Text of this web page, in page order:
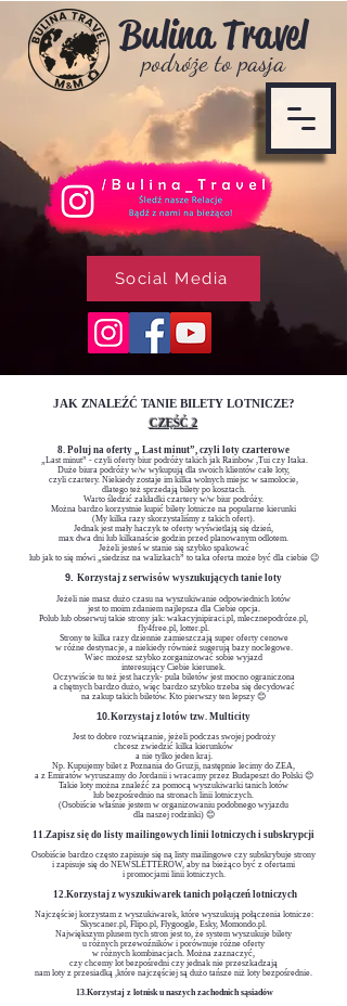
Bulina Travel
podróże to pasja
Social Media
JAK ZNALEŹĆ TANIE BILETY LOTNICZE?
CZĘŚĆ 2
8. Poluj na oferty „ Last minut”, czyli loty czarterowe
„Last minut” - czyli oferty biur podróży takich jak Rainbow ,Tui czy Itaka.
Duże biura podróży w/w wykupują dla swoich klientów całe loty,
czyli czartery. Niekiedy zostaje im kilka wolnych miejsc w samolocie,
dlatego też sprzedają bilety po kosztach.
Warto śledzić zakładki czartery w/w biur podróży.
Można bardzo korzystnie kupić bilety lotnicze na popularne kierunki
(My kilka razy skorzystaliśmy z takich ofert).
Jednak jest mały haczyk te oferty wyświetlają się dzień,
max dwa dni lub kilkanaście godzin przed planowanym odlotem.
Jeżeli jesteś w stanie się szybko spakować
lub jak to się mówi „siedzisz na walizkach” to taka oferta może być dla ciebie 😉
​9. Korzystaj z serwisów wyszukujących tanie loty
Jeżeli nie masz dużo czasu na wyszukiwanie odpowiednich lotów
jest to moim zdaniem najlepsza dla Ciebie opcja.
Polub lub obserwuj takie strony jak: wakacyjnipiraci.pl, mlecznepodróze.pl,
fly4free.pl, lotter.pl.
Strony te kilka razy dziennie zamieszczają super oferty cenowe
w różne destynacje, a niekiedy również sugerują bazy noclegowe.
Wiec możesz szybko zorganizować sobie wyjazd
interesujący Ciebie kierunek.
Oczywiście tu też jest haczyk- pula biletów jest mocno ograniczona
a chętnych bardzo dużo, więc bardzo szybko trzeba się decydować
na zakup takich biletów. Kto pierwszy ten lepszy 😊
10.Korzystaj z lotów tzw. Multicity
Jest to dobre rozwiązanie, jeżeli podczas swojej podroży
chcesz zwiedzić kilka kierunków
a nie tylko jeden kraj.
Np. Kupujemy bilet z Poznania do Gruzji, następnie lecimy do ZEA,
a z Emiratów wyruszamy do Jordanii i wracamy przez Budapeszt do Polski 😊
Takie loty można znaleźć za pomocą wyszukiwarki tanich lotów
lub bezpośrednio na stronach linii lotniczych.
(Osobiście właśnie jestem w organizowaniu podobnego wyjazdu
dla naszej rodzinki) 😊
11.Zapisz się do listy mailingowych linii lotniczych i subskrypcji
Osobiście bardzo często zapisuje się na listy mailingowe czy subskrybuje strony
i zapisuje się do NEWSLETTERÓW, aby na bieżąco być z ofertami
i promocjami linii lotniczych.
12.Korzystaj z wyszukiwarek tanich połączeń lotniczych
Najczęściej korzystam z wyszukiwarek, które wyszukują połączenia lotnicze:
Skyscaner.pl, Flipo.pl, Flygoogle, Esky, Momondo.pl.
Największym plusem tych stron jest to, że system wyszukuje bilety
u różnych przewoźników i porównuje różne oferty
w różnych kombinacjach. Można zaznaczyć,
czy chcemy lot bezpośredni czy jednak nie przeszkadzają
nam loty z przesiadką ,które najczęściej są dużo tańsze niż loty bezpośrednie.
13.Korzystaj z lotnisk u naszych zachodnich sąsiadów